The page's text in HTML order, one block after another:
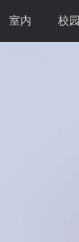
室内 校园